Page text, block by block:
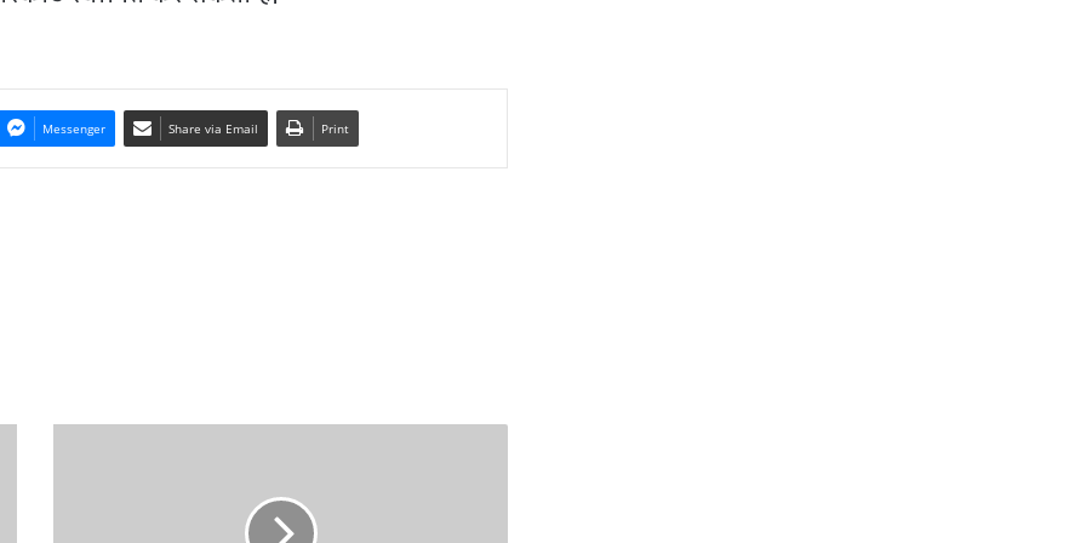
Messenger Share via Email Print